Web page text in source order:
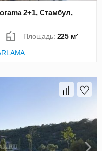
2+1, Стамбул,
Площадь:225 м²